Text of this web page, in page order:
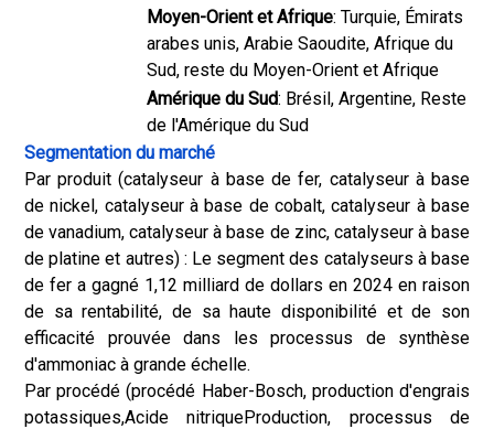
Moyen-Orient et Afrique: Turquie, Émirats
arabes unis, Arabie Saoudite, Afrique du
Sud, reste du Moyen-Orient et Afrique
Amérique du Sud: Brésil, Argentine, Reste
de l'Amérique du Sud
Segmentation du marché
Par produit (catalyseur à base de fer, catalyseur à base
de nickel, catalyseur à base de cobalt, catalyseur à base
de vanadium, catalyseur à base de zinc, catalyseur à base
de platine et autres) : Le segment des catalyseurs à base
de fer a gagné 1,12 milliard de dollars en 2024 en raison
de sa rentabilité, de sa haute disponibilité et de son
efficacité prouvée dans les processus de synthèse
d'ammoniac à grande échelle.
Par procédé (procédé Haber-Bosch, production d'engrais
potassiques,Acide nitriqueProduction, processus de